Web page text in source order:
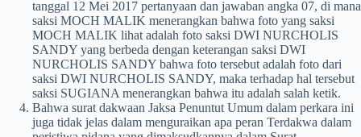
tanggal 12 Mei 2017 pertanyaan dan jawaban angka 07, di mana
saksi MOCH MALIK menerangkan bahwa foto yang saksi
MOCH MALIK lihat adalah foto saksi DWI NURCHOLIS
SANDY yang berbeda dengan keterangan saksi DWI
NURCHOLIS SANDY bahwa foto tersebut adalah foto dari
saksi DWI NURCHOLIS SANDY, maka terhadap hal tersebut
saksi SUGIANA menerangkan bahwa itu adalah salah ketik.
Bahwa surat dakwaan Jaksa Penuntut Umum dalam perkara ini
juga tidak jelas dalam menguraikan apa peran Terdakwa dalam